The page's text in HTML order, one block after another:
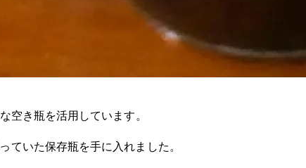
空き瓶を活用しています。
ていた保存瓶を手に入れました。